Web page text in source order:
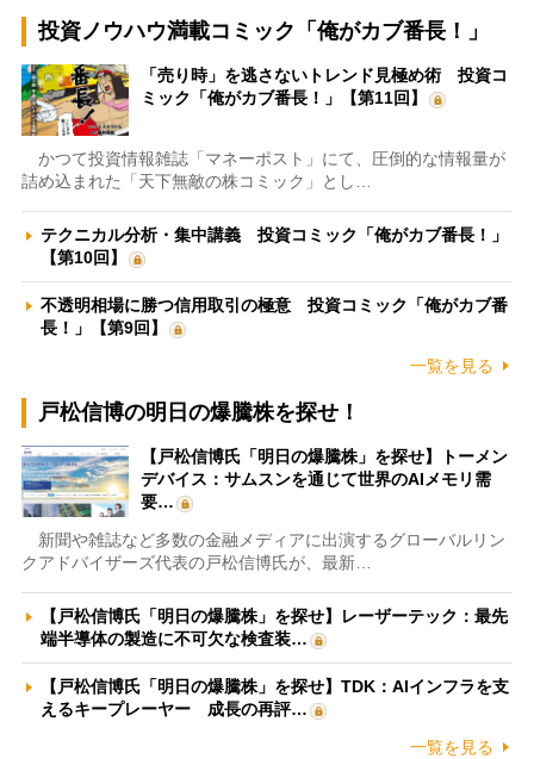
投資ノウハウ満載コミック「俺がカブ番長！」
「売り時」を逃さないトレンド見極め術 投資コ
ミック「俺がカブ番長！」【第11回】
かつて投資情報雑誌「マネーポスト」にて、圧倒的な情報量が
詰め込まれた「天下無敵の株コミック」とし…
テクニカル分析・集中講義 投資コミック「俺がカブ番長！」
【第10回】
不透明相場に勝つ信用取引の極意 投資コミック「俺がカブ番
長！」【第9回】
一覧を見る
戸松信博の明日の爆騰株を探せ！
【戸松信博氏「明日の爆騰株」を探せ】トーメン
デバイス：サムスンを通じて世界のAIメモリ需
要…
新聞や雑誌など多数の金融メディアに出演するグローバルリン
クアドバイザーズ代表の戸松信博氏が、最新…
【戸松信博氏「明日の爆騰株」を探せ】レーザーテック：最先
端半導体の製造に不可欠な検査装…
【戸松信博氏「明日の爆騰株」を探せ】TDK：AIインフラを支
えるキープレーヤー 成長の再評…
一覧を見る